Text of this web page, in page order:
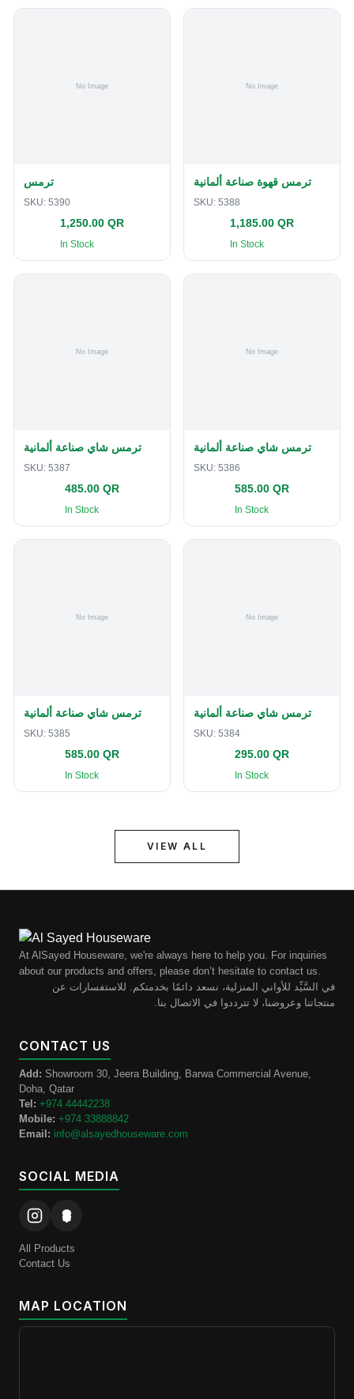
ترمس
SKU: 5390
1,250.00 QR
In Stock
ترمس قهوة صناعة ألمانية
SKU: 5388
1,185.00 QR
In Stock
ترمس شاي صناعة ألمانية
SKU: 5387
485.00 QR
In Stock
ترمس شاي صناعة ألمانية
SKU: 5386
585.00 QR
In Stock
ترمس شاي صناعة ألمانية
SKU: 5385
585.00 QR
In Stock
ترمس شاي صناعة ألمانية
SKU: 5384
295.00 QR
In Stock
VIEW ALL
At AlSayed Houseware, we're always here to help you. For inquiries
about our products and offers, please don’t hesitate to contact us.
في السَّيِّد للأواني المنزلية، نسعد دائمًا بخدمتكم. للاستفسارات عن
منتجاتنا وعروضنا، لا تترددوا في الاتصال بنا.
CONTACT US
Add: Showroom 30, Jeera Building, Barwa Commercial Avenue,
Doha, Qatar
Tel: +974 44442238
Mobile: +974 33888842
Email: info@alsayedhouseware.com
SOCIAL MEDIA
All Products
Contact Us
MAP LOCATION